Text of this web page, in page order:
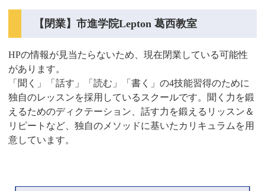
【閉業】市進学院Lepton 葛西教室
HPの情報が見当たらないため、現在閉業している可能性
があります。
「聞く」「話す」「読む」「書く」の4技能習得のために
独自のレッスンを採用しているスクールです。聞く力を鍛
えるためのディクテーション、話す力を鍛えるリッスン＆
リピートなど、独自のメソッドに基いたカリキュラムを用
意しています。